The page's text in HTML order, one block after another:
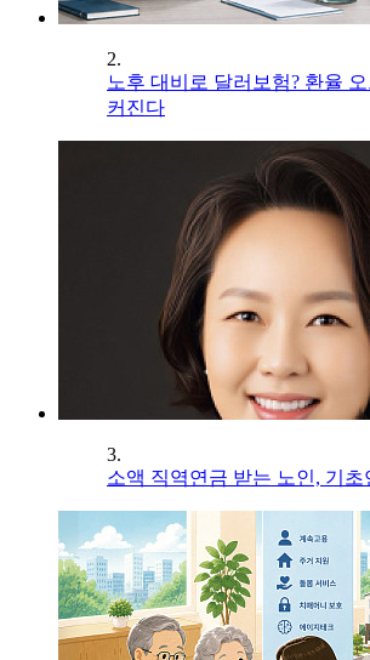
2.
노후 대비로 달러보험? 환율
커진다
3.
소액 직역연금 받는 노인, 기